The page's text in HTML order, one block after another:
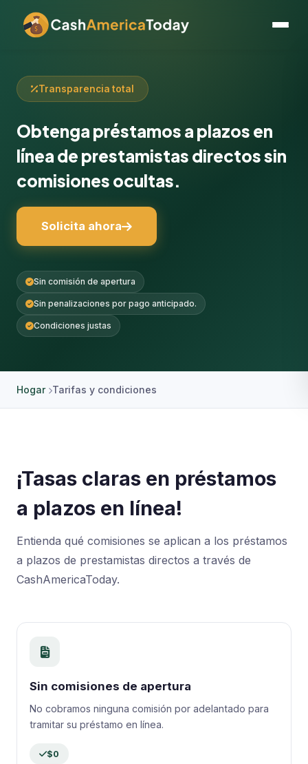
Transparencia total
Obtenga préstamos a plazos en
línea de prestamistas directos sin
comisiones ocultas.
Solicita ahora
Sin comisión de apertura
Sin penalizaciones por pago anticipado.
Condiciones justas
Hogar Tarifas y condiciones
¡Tasas claras en préstamos
a plazos en línea!
Entienda qué comisiones se aplican a los préstamos
a plazos de prestamistas directos a través de
CashAmericaToday.
Sin comisiones de apertura
No cobramos ninguna comisión por adelantado para
tramitar su préstamo en línea.
$0